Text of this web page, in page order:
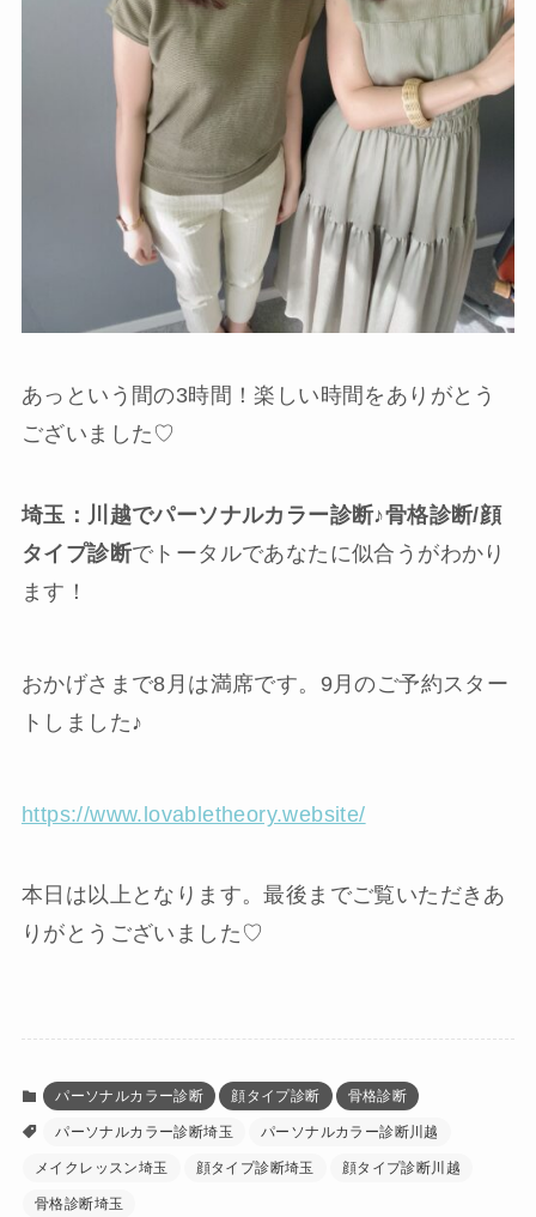
あっという間の3時間！楽しい時間をありがとう
ございました♡
埼玉：川越でパーソナルカラー診断♪骨格診断/顔
タイプ診断でトータルであなたに似合うがわかり
ます！
おかげさまで8月は満席です。9月のご予約スター
トしました♪
https://www.lovabletheory.website/
本日は以上となります。最後までご覧いただきあ
りがとうございました♡
パーソナルカラー診断 顔タイプ診断 骨格診断
パーソナルカラー診断埼玉 パーソナルカラー診断川越
メイクレッスン埼玉 顔タイプ診断埼玉 顔タイプ診断川越
骨格診断埼玉